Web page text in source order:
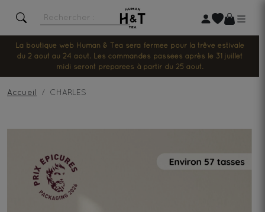
La boutique web Human & Tea sera fermée pour la trêve estivale
du 2 août au 24 août. Les commandes passées après le 31 juillet
midi seront préparées à partir du 25 août.
Accueil CHARLES